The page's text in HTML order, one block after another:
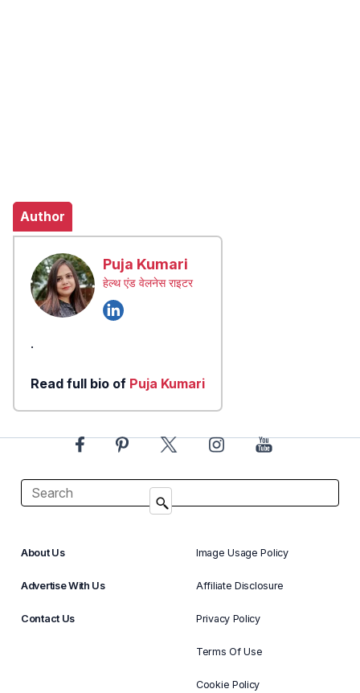
Author
Puja Kumari
हेल्थ एंड वेलनेस राइटर
.
Read full bio of Puja Kumari
About Us
Advertise With Us
Contact Us
Image Usage Policy
Affiliate Disclosure
Privacy Policy
Terms Of Use
Cookie Policy